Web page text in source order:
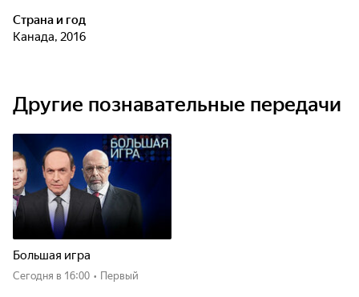
Страна и год
Канада, 2016
Другие познавательные передачи
Большая игра
Сегодня в 16:00 • Первый